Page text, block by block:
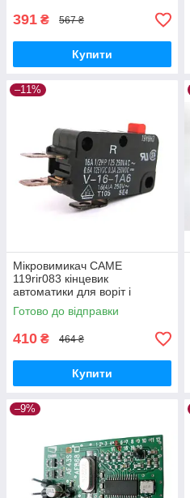
391 ₴ 567 ₴
Купити
–11%
Мікровимикач CAME
119rir083 кінцевик
автоматики для воріт і
шлагбаум
Готово до відправки
410 ₴ 464 ₴
Купити
–9%